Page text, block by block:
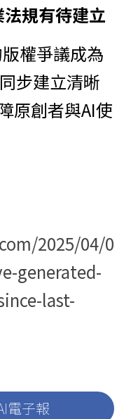
法規有待建立
步建立清晰
原創者與AI使
2025/04/0
generated-
last-
電子報